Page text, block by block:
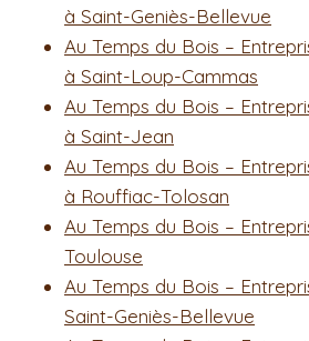
à Saint-Geniès-Bellevue
Au Temps du Bois –
à Saint-Loup-Cammas
Au Temps du Bois –
à Saint-Jean
Au Temps du Bois –
à Rouffiac-Tolosan
Au Temps du Bois –
Toulouse
Au Temps du Bois –
Saint-Geniès-Bellevue